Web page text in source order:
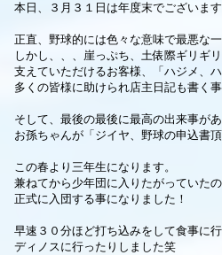
本日、３月３１日は年度末でございます
正直、野球的には色々な意味で最悪な
しかし、、、崖っぷち、土俵際ギリギリ
支えていただけるお客様、「ハジメ、
多くの皆様に助けられ店主日記も書く
そして、最後の最後に最高の出来事があ
お孫ちゃんが「ジイヤ、野球の申込書
この春より三年生になります。
兼ねてから少年団に入りたがっていたの
正式に入団する事になりました！
早速３０分ほど打ち込みをして食事に
ディノスに行ったりしました笑